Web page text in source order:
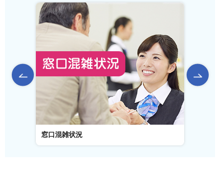
前のスライドを表示
窓口混雑状況